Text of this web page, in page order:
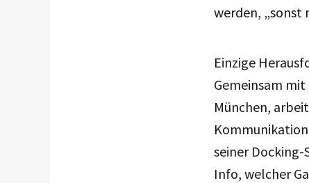
werden, „sonst
Einzige
Gemeinsam
München,
seiner
Info, welcher